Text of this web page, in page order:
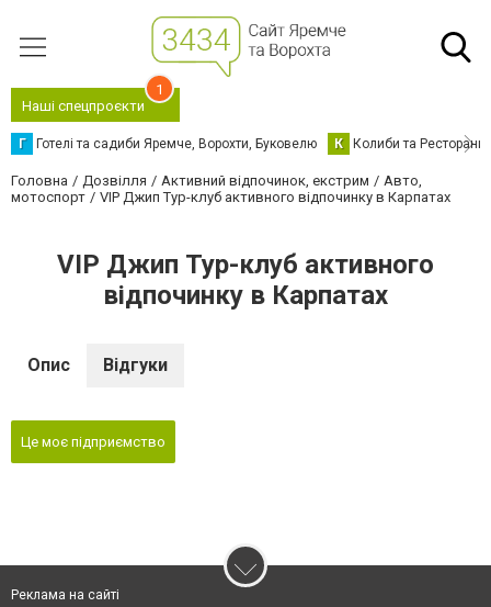
Наші спецпроєкти
1
Г Готелі та садиби Яремче, Ворохти, Буковелю К Колиби та Ресторани
Головна Дозвілля Активний відпочинок, екстрим
Авто,
мотоспорт
VIP Джип Тур-клуб активного відпочинку в Карпатах
VIP Джип Тур-клуб активного
відпочинку в Карпатах
Опис Відгуки
Це моє підприємство
Реклама на сайті